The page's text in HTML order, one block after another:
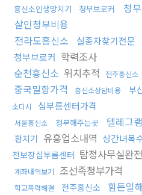
흥신소인생망치기 청부브로커 청
살인청부비용
전라도흥신소
실종자찾기전문
청부브로커 학력조사
순천흥신소 위치추적 전주흥신소
중국밀항가격
흥신소상담비용 부
소디시
심부름센터가격
서울흥신소 청부해주는곳 텔레그
환치기 유흥업소내역 상간녀복
전보장심부름센터 탐정사무실완
계좌내역보기
조선족청부가격
학교폭력해결 전주흥신소 힘든일